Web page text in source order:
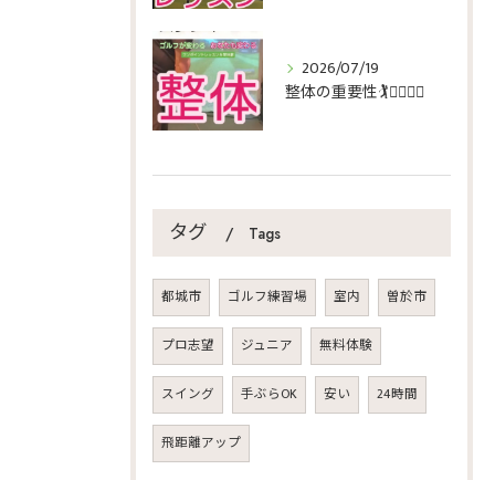
2026/07/19
整体の重要性🏌️🏌️‍♀️🏌️‍♂️
タグ Tags
都城市 ゴルフ練習場 室内 曽於市
プロ志望 ジュニア 無料体験
スイング 手ぶらOK 安い 24時間
飛距離アップ